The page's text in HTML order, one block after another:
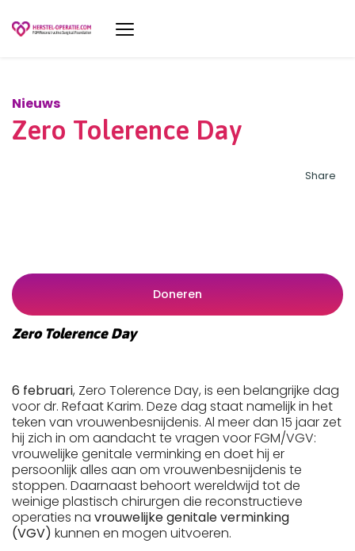
Nieuws
Zero Tolerence Day
Share
Doneren
Zero Tolerence Day
6 februari, Zero Tolerence Day, is een belangrijke dag
voor dr. Refaat Karim. Deze dag staat namelijk in het
teken van vrouwenbesnijdenis. Al meer dan 15 jaar zet
hij zich in om aandacht te vragen voor FGM/VGV:
vrouwelijke genitale verminking en doet hij er
persoonlijk alles aan om vrouwenbesnijdenis te
stoppen. Daarnaast behoort wereldwijd tot de
weinige plastisch chirurgen die reconstructieve
operaties na vrouwelijke genitale verminking
(VGV) kunnen en mogen uitvoeren.